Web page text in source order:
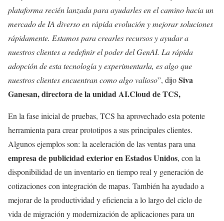
plataforma recién lanzada para ayudarles en el camino hacia un
mercado de IA diverso en rápida evolución y mejorar soluciones
rápidamente. Estamos para crearles recursos y ayudar a
nuestros clientes a redefinir el poder del GenAI. La rápida
adopción de esta tecnología y experimentarla, es algo que
nuestros clientes encuentran como algo valioso”, dijoSiva
Ganesan, directora de la unidad AI.Cloud de TCS,
En la fase inicial de pruebas, TCS ha aprovechado esta potente
herramienta para crear prototipos a sus principales clientes.
Algunos ejemplos son: la aceleración de las ventas para una
empresa de publicidad exterior en Estados Unidos, con la
disponibilidad de un inventario en tiempo real y generación de
cotizaciones con integración de mapas. También ha ayudado a
mejorar de la productividad y eficiencia a lo largo del ciclo de
vida de migración y modernización de aplicaciones para un